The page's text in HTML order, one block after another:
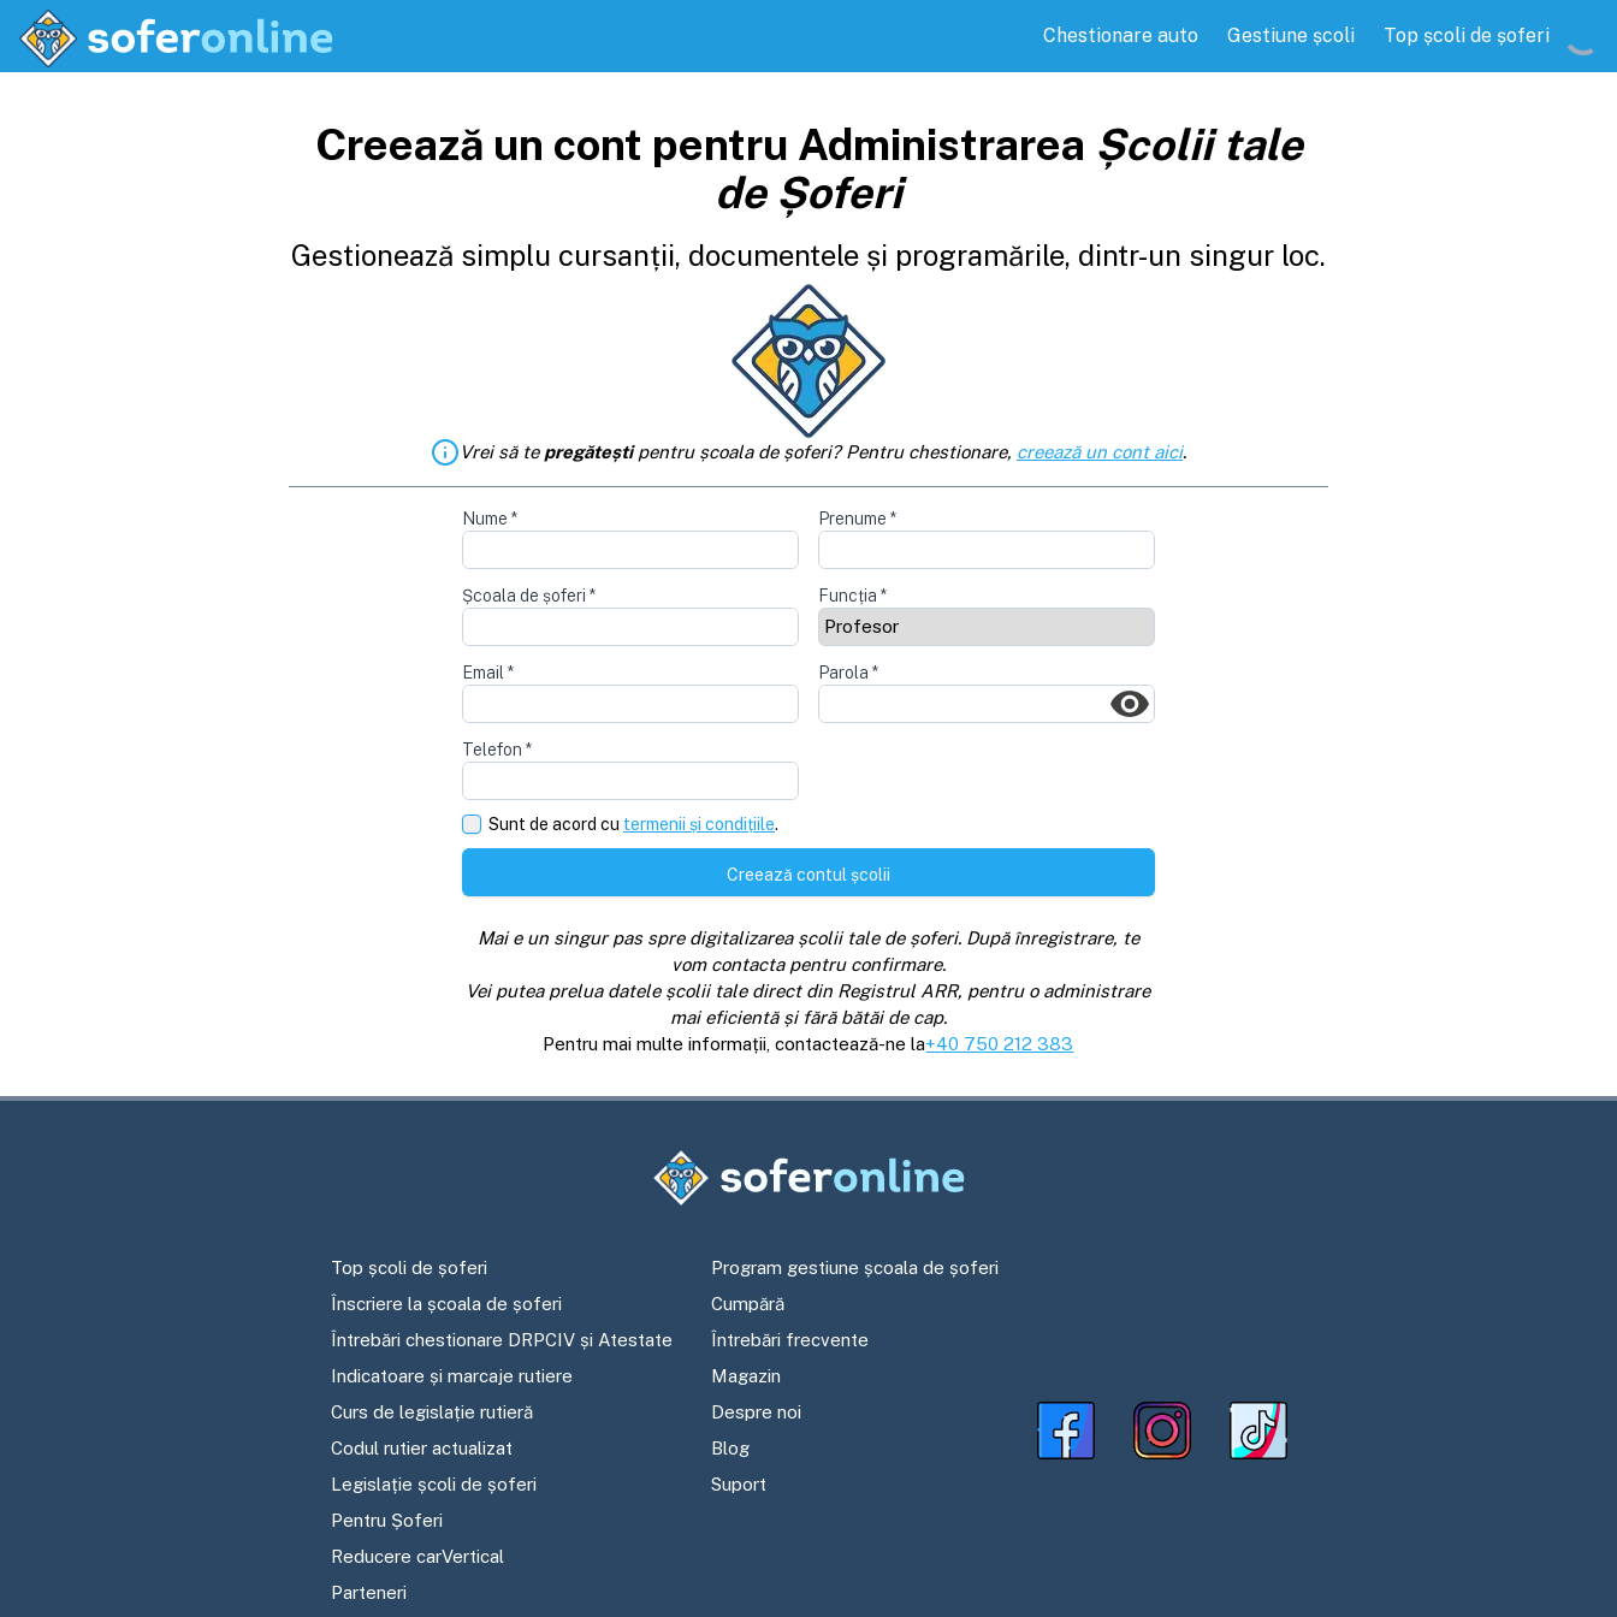
Chestionare auto Gestiune școli Top școli de șoferi
Creează un cont pentru Administrarea Școlii tale
de Șoferi
Gestionează simplu cursanții, documentele și programările, dintr-un singur loc.
Vrei să te pregăteștipentru școala de șoferi? Pentru chestionare, creează un cont aici.
Nume * Prenume *
Școala de șoferi * Funcția *
Email * Parola *
Telefon *
Sunt de acord cu termenii și condițiile.
Creează contul școlii
Mai e un singur pas spre digitalizarea școlii tale de șoferi. După înregistrare, te
vom contacta pentru confirmare.
Vei putea prelua datele școlii tale direct din Registrul ARR, pentru o administrare
mai eficientă și fără bătăi de cap.
Pentru mai multe informații, contactează-ne la+40 750 212 383
Top școli de șoferi
Înscriere la școala de șoferi
Întrebări chestionare DRPCIV și Atestate
Indicatoare și marcaje rutiere
Curs de legislație rutieră
Codul rutier actualizat
Legislație școli de șoferi
Pentru Șoferi
Reducere carVertical
Parteneri
Program gestiune școala de șoferi
Cumpără
Întrebări frecvente
Magazin
Despre noi
Blog
Suport